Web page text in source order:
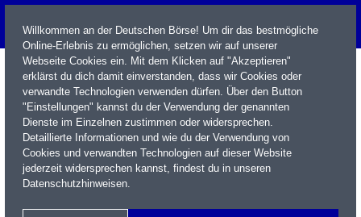
Name / WKN / ISIN / Kürzel
Willkommen an der Deutschen Börse! Um dir das bestmögliche
Online-Erlebnis zu ermöglichen, setzen wir auf unserer
Webseite Cookies ein. Mit dem Klicken auf "Akzeptieren"
erklärst du dich damit einverstanden, dass wir Cookies oder
verwandte Technologien verwenden dürfen. Über den Button
"Einstellungen" kannst du der Verwendung der genannten
Dienste im Einzelnen zustimmen oder widersprechen.
Detaillierte Informationen und wie du der Verwendung von
Cookies und verwandten Technologien auf dieser Website
jederzeit widersprechen kannst, findest du in unseren
Datenschutzhinweisen.